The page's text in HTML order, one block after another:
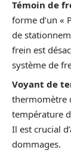
Témoin de
forme d’un «
de
frein est
système de
Voyant de
thermomètre
température
Il est crucial
dommages.